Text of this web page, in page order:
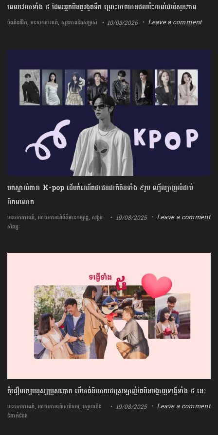
ពេលវេលាទាំង ៥ ដែលអ្នកមិនគួរងូតទឹក​ ព្រោះអាចមានផលប៉ះពាល់ដល់សុខភាព
បំណិនជីវិត, បទយកការណ៍, សុខភាពនិងសម្រស់ 10/03/2026 Leave a comment
មកស្គាល់តារា K-pop ដើមកំណើតជាជនជាតិចិនទាំង ៩រូប ល្បីល្បាញលំដាប់
ពិភពលោក
បទយកការណ៍, របាយការណ៍ព័ត៌មានកម្សាន្ត, សង្គម
សិល្បៈ
19/08/2025 Leave a comment
កុំជឿពាក្យមនុស្សប្រុសបោក បើមាត់និយាយថាស្រឡាញ់តែមិនបង្ហាញទង្វើទាំង ៥ នេះ
បទយកការណ៍, របាយការណ៍រសនិយម, ស្នេហានិង
ទំនាក់ទំនង
19/08/2025 Leave a comment